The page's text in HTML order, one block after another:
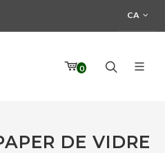
CA
0
DE VIDRE